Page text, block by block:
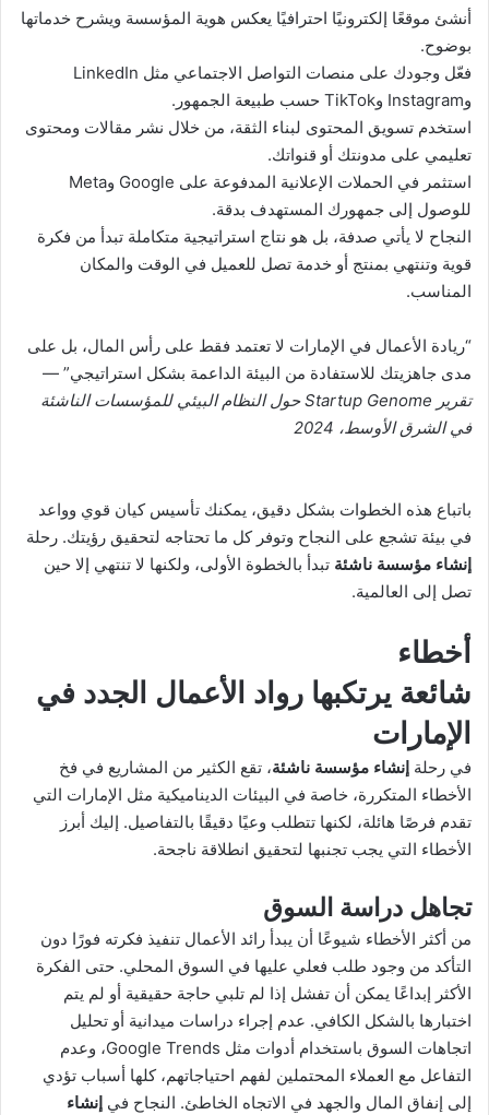
أنشئ موقعًا إلكترونيًا احترافيًا يعكس هوية المؤسسة ويشرح خدماتها
بوضوح.
فعّل وجودك على منصات التواصل الاجتماعي مثل LinkedIn
وInstagram وTikTok حسب طبيعة الجمهور.
استخدم تسويق المحتوى لبناء الثقة، من خلال نشر مقالات ومحتوى
تعليمي على مدونتك أو قنواتك.
استثمر في الحملات الإعلانية المدفوعة على Google وMeta
للوصول إلى جمهورك المستهدف بدقة.
النجاح لا يأتي صدفة، بل هو نتاج استراتيجية متكاملة تبدأ من فكرة
قوية وتنتهي بمنتج أو خدمة تصل للعميل في الوقت والمكان
المناسب.
“ريادة الأعمال في الإمارات لا تعتمد فقط على رأس المال، بل على
مدى جاهزيتك للاستفادة من البيئة الداعمة بشكل استراتيجي” —
تقرير
Startup Genome حول النظام البيئي للمؤسسات الناشئة
في الشرق الأوسط، 2024
باتباع هذه الخطوات بشكل دقيق، يمكنك تأسيس كيان قوي وواعد
في بيئة تشجع على النجاح وتوفر كل ما تحتاجه لتحقيق رؤيتك. رحلة
إنشاء مؤسسة ناشئة تبدأ بالخطوة الأولى، ولكنها لا تنتهي إلا حين
تصل إلى العالمية.
أخطاء
شائعة يرتكبها رواد الأعمال الجدد في
الإمارات
في رحلة إنشاء مؤسسة ناشئة، تقع الكثير من المشاريع في فخ
الأخطاء المتكررة، خاصة في البيئات الديناميكية مثل الإمارات التي
تقدم فرصًا هائلة، لكنها تتطلب وعيًا دقيقًا بالتفاصيل. إليك أبرز
الأخطاء التي يجب تجنبها لتحقيق انطلاقة ناجحة.
تجاهل دراسة السوق
من أكثر الأخطاء شيوعًا أن يبدأ رائد الأعمال تنفيذ فكرته فورًا دون
التأكد من وجود طلب فعلي عليها في السوق المحلي. حتى الفكرة
الأكثر إبداعًا يمكن أن تفشل إذا لم تلبي حاجة حقيقية أو لم يتم
اختبارها بالشكل الكافي. عدم إجراء دراسات ميدانية أو تحليل
اتجاهات السوق باستخدام أدوات مثل Google Trends، وعدم
التفاعل مع العملاء المحتملين لفهم احتياجاتهم، كلها أسباب تؤدي
إلى إنفاق المال والجهد في الاتجاه الخاطئ. النجاح في إنشاء